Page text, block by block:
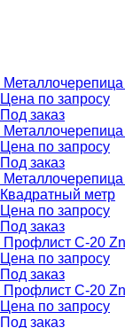
Цена по запросу
Под заказ
Цена по запросу
Под заказ
Квадратный метр
Цена по запросу
Под заказ
Профлист С-20
Цена по запросу
Под заказ
Профлист С-20
Цена по запросу
Под заказ